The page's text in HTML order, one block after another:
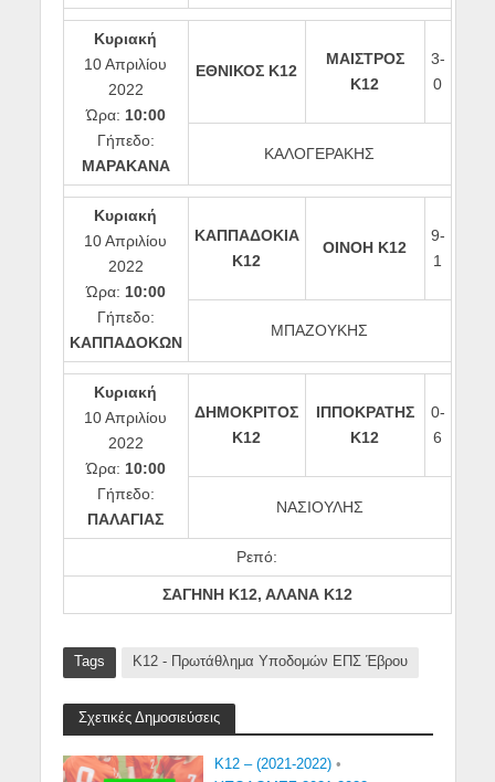
Κυριακή
10 Απριλίου
2022
Ώρα: 10:00
Γήπεδο:
ΜΑΡΑΚΑΝΑ
ΕΘΝΙΚΟΣ Κ12
ΜΑΙΣΤΡΟΣ
Κ12
3-
0
ΚΑΛΟΓΕΡΑΚΗΣ
Κυριακή
10 Απριλίου
2022
Ώρα: 10:00
Γήπεδο:
ΚΑΠΠΑΔΟΚΩΝ
ΚΑΠΠΑΔΟΚΙΑ
Κ12
ΟΙΝΟΗ Κ12
9-
1
ΜΠΑΖΟΥΚΗΣ
Κυριακή
10 Απριλίου
2022
Ώρα: 10:00
Γήπεδο:
ΠΑΛΑΓΙΑΣ
ΔΗΜΟΚΡΙΤΟΣ
Κ12
ΙΠΠΟΚΡΑΤΗΣ
Κ12
0-
6
ΝΑΣΙΟΥΛΗΣ
Ρεπό:
ΣΑΓΗΝΗ Κ12, ΑΛΑΝΑ Κ12
Tags Κ12 - Πρωτάθλημα Υποδομών ΕΠΣ Έβρου
Σχετικές Δημοσιεύσεις
K12 – (2021-2022) •